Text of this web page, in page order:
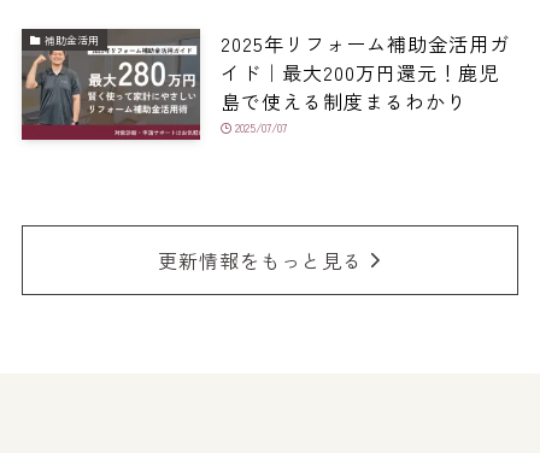
補助金活用
2025年リフォーム補助金活用ガ
イド｜最大200万円還元！鹿児
島で使える制度まるわかり
2025/07/07
更新情報をもっと見る